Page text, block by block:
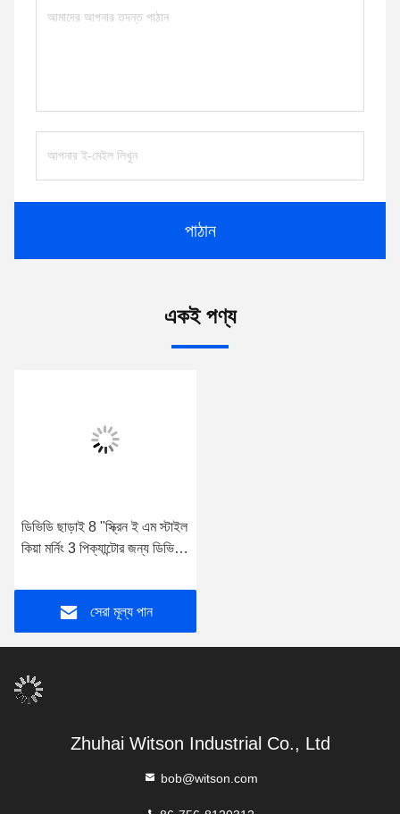
পাঠান
একই পণ্য
ডিভিডি ছাড়াই 8 "স্ক্রিন ই এম স্টাইল
কিয়া মর্নিং 3 পিক্যান্টোর জন্য ডিভিডি
সেরা মূল্য পান
Zhuhai Witson Industrial Co., Ltd
bob@witson.com